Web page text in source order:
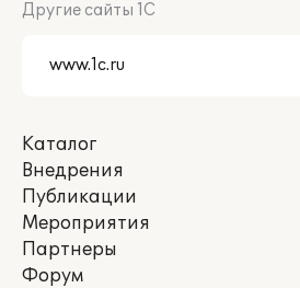
Другие сайты 1С
Каталог
Внедрения
Публикации
Мероприятия
Партнеры
Форум